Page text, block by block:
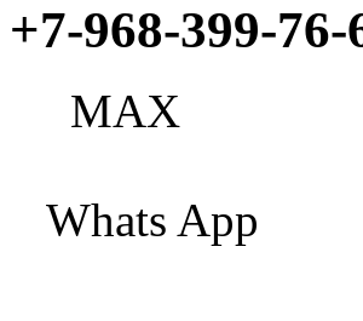
+7-968-399-76-
МАХ
Whats App